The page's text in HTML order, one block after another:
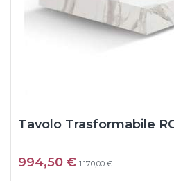
Tavolo Trasformabile
994,50 € 1 170,00 €